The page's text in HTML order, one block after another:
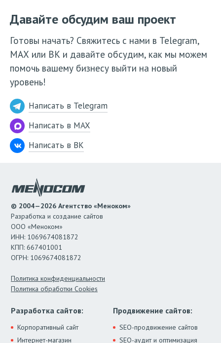
Давайте обсудим ваш проект
Готовы начать? Свяжитесь с нами в Telegram,
МАХ или ВК и давайте обсудим, как мы можем
помочь вашему бизнесу выйти на новый
уровень!
Написать в Telegram
Написать в MAX
Написать в ВК
© 2004—2026 Агентство «Меноком»
Разработка и создание сайтов
ООО «Меноком»
ИНН: 1069674081872
КПП: 667401001
ОГРН: 1069674081872
Политика конфиденциальности
Политика обработки Cookies
Разработка сайтов:
Корпоративный сайт
Интернет-магазин
Продвижение сайтов:
SEO-продвижение сайтов
SEO-аудит и оптимизация